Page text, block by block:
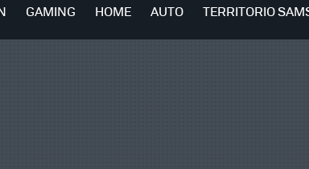
GAMING HOME AUTO TERRITORIO